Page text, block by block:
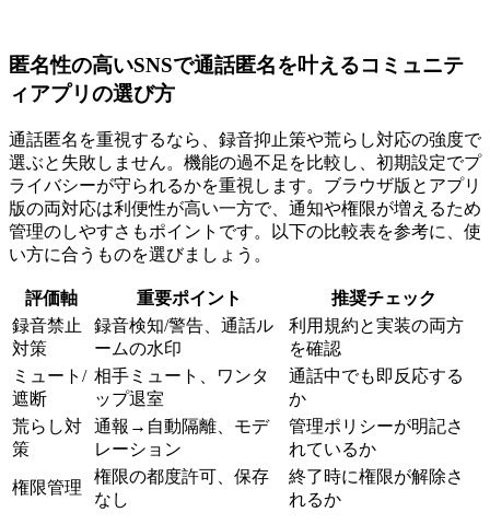
匿名性の高いSNSで通話匿名を叶えるコミュニテ
ィアプリの選び方
通話匿名を重視するなら、録音抑止策や荒らし対応の強度で
選ぶと失敗しません。機能の過不足を比較し、初期設定でプ
ライバシーが守られるかを重視します。ブラウザ版とアプリ
版の両対応は利便性が高い一方で、通知や権限が増えるため
管理のしやすさもポイントです。以下の比較表を参考に、使
い方に合うものを選びましょう。
評価軸 重要ポイント
推奨チェック
録音禁止
対策
録音検知/警告、通話ル
ームの水印
利用規約と実装の両方
を確認
ミュート/
遮断
相手ミュート、ワンタ
ップ退室
通話中でも即反応する
か
荒らし対
策
通報→自動隔離、モデ
レーション
管理ポリシーが明記さ
れているか
権限管理
権限の都度許可、保存
なし
終了時に権限が解除さ
れるか